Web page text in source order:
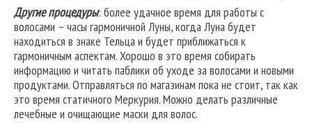
Другие процедуры: более удачное время для работы с
волосами – часы гармоничной Луны, когда Луна будет
находиться в знаке Тельца и будет приближаться к
гармоничным аспектам. Хорошо в это время собирать
информацию и читать паблики об уходе за волосами и новыми
продуктами. Отправляться по магазинам пока не стоит, так как
это время статичного Меркурия. Можно делать различные
лечебные и очищающие маски для волос.